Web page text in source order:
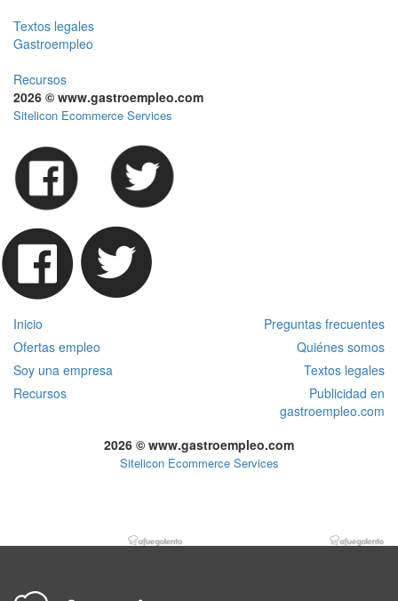
Textos legales
Gastroempleo
Recursos
2026 © www.gastroempleo.com
Sitelicon Ecommerce Services
Inicio
Preguntas frecuentes
Ofertas empleo
Quiénes somos
Soy una empresa
Textos legales
Recursos
Publicidad en
gastroempleo.com
2026 © www.gastroempleo.com
Sitelicon Ecommerce Services